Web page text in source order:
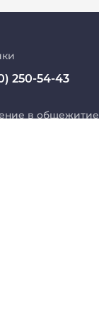
250-54-43
в общежитие